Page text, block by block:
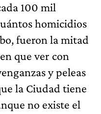
100 mil
homicidios
fueron la mitad
que ver con
y peleas
la Ciudad tiene
no existe el